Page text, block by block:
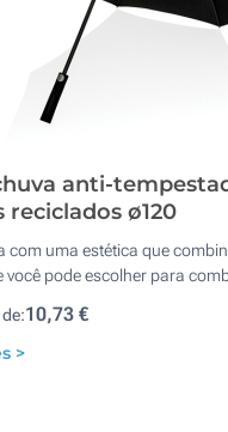
anti-
reciclados ø120
com uma estética que
você pode escolher para
10,73 €
>